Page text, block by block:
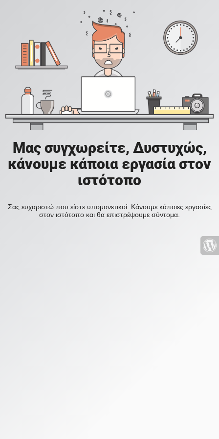
Μας συγχωρείτε, Δυστυχώς,
κάνουμε κάποια εργασία στον
ιστότοπο
Σας ευχαριστώ που είστε υπομονετικοί. Κάνουμε κάποιες εργασίες
στον ιστότοπο και θα επιστρέψουμε σύντομα.